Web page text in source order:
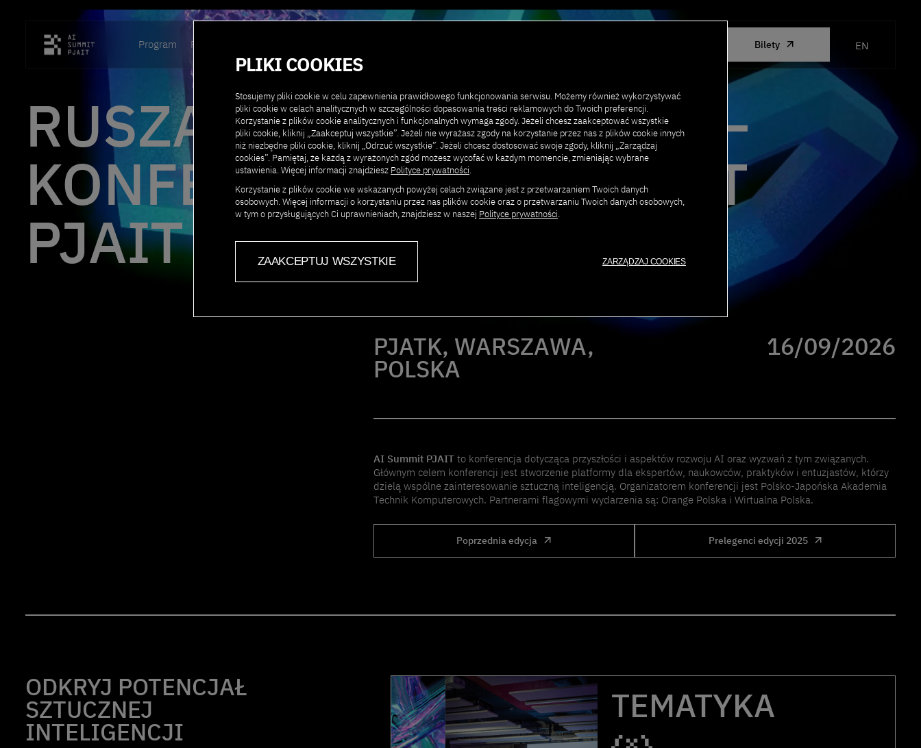
Program Prelegenci Bilety EN
RUSZA KOLEJNA EDYCJA –
KONFERENCJA AI SUMMIT
PJAIT 2026
PJATK, WARSZAWA,
POLSKA
16/09/2026
AI Summit PJAIT to konferencja dotycząca przyszłości i aspektów rozwoju AI oraz wyzwań z tym związanych.
Głównym celem konferencji jest stworzenie platformy dla ekspertów, naukowców, praktyków i entuzjastów, którzy
dzielą wspólne zainteresowanie sztuczną inteligencją. Organizatorem konferencji jest Polsko-Japońska Akademia
Technik Komputerowych. Partnerami flagowymi wydarzenia są: Orange Polska i Wirtualna Polska.
Poprzednia edycja Prelegenci edycji 2025
ODKRYJ POTENCJAŁ
SZTUCZNEJ
INTELIGENCJI
TEMATYKA
PLIKI COOKIES
Stosujemy pliki cookie w celu zapewnienia prawidłowego funkcjonowania serwisu. Możemy również wykorzystywać
pliki cookie w celach analitycznych w szczególności dopasowania treści reklamowych do Twoich preferencji.
Korzystanie z plików cookie analitycznych i funkcjonalnych wymaga zgody. Jeżeli chcesz zaakceptować wszystkie
pliki cookie, kliknij „Zaakceptuj wszystkie”. Jeżeli nie wyrażasz zgody na korzystanie przez nas z plików cookie innych
niż niezbędne pliki cookie, kliknij „Odrzuć wszystkie”. Jeżeli chcesz dostosować swoje zgody, kliknij „Zarządzaj
cookies”. Pamiętaj, że każdą z wyrażonych zgód możesz wycofać w każdym momencie, zmieniając wybrane
ustawienia. Więcej informacji znajdziesz Polityce prywatności.
Korzystanie z plików cookie we wskazanych powyżej celach związane jest z przetwarzaniem Twoich danych
osobowych. Więcej informacji o korzystaniu przez nas plików cookie oraz o przetwarzaniu Twoich danych osobowych,
w tym o przysługujących Ci uprawnieniach, znajdziesz w naszej Polityce prywatności.
ZAAKCEPTUJ WSZYSTKIE ZARZĄDZAJ COOKIES